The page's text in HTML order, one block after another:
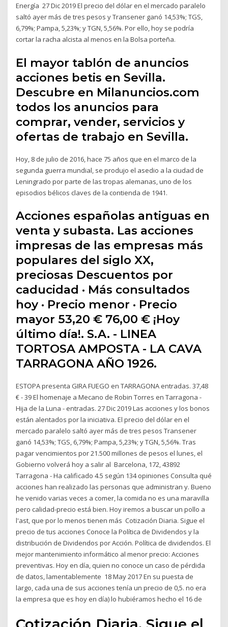
Energía 27 Dic 2019 El precio del dólar en el mercado paralelo
saltó ayer más de tres pesos y Transener ganó 14,53%; TGS,
6,79%; Pampa, 5,23%; y TGN, 5,56%. Por ello, hoy se podría
cortar la racha alcista al menos en la Bolsa porteña.
El mayor tablón de anuncios
acciones betis en Sevilla.
Descubre en Milanuncios.com
todos los anuncios para
comprar, vender, servicios y
ofertas de trabajo en Sevilla.
Hoy, 8 de julio de 2016, hace 75 años que en el marco de la
segunda guerra mundial, se produjo el asedio a la ciudad de
Leningrado por parte de las tropas alemanas, uno de los
episodios bélicos claves de la contienda de 1941.
Acciones españolas antiguas en
venta y subasta. Las acciones
impresas de las empresas más
populares del siglo XX,
preciosas Descuentos por
caducidad · Más consultados
hoy · Precio menor · Precio
mayor 53,20 € 76,00 € ¡Hoy
último día!. S.A. - LINEA
TORTOSA AMPOSTA - LA CAVA
TARRAGONA AÑO 1926.
ESTOPA presenta GIRA FUEGO en TARRAGONA entradas. 37,48
€ - 39 El homenaje a Mecano de Robin Torres en Tarragona -
Hija de la Luna - entradas. 27 Dic 2019 Las acciones y los bonos
están alentados por la iniciativa. El precio del dólar en el
mercado paralelo saltó ayer más de tres pesos Transener
ganó 14,53%; TGS, 6,79%; Pampa, 5,23%; y TGN, 5,56%. Tras
pagar vencimientos por 21.500 millones de pesos el lunes, el
Gobierno volverá hoy a salir al Barcelona, 172, 43892
Tarragona - Ha calificado 4.5 según 134 opiniones Consulta qué
acciones han realizado las personas que administran y. Bueno
he venido varias veces a comer, la comida no es una maravilla
pero calidad-precio está bien. Hoy iremos a buscar un pollo a
l'ast, que por lo menos tienen más Cotización Diaria. Sigue el
precio de tus acciones Conoce la Política de Dividendos y la
distribución de Dividendos por Acción. Política de dividendos. El
mejor mantenimiento informático al menor precio: Acciones
preventivas. Hoy en día, quien no conoce un caso de pérdida
de datos, lamentablemente 18 May 2017 En su puesta de
largo, cada una de sus acciones tenía un precio de 0,5. no era
la empresa que es hoy en día) lo hubiéramos hecho el 16 de